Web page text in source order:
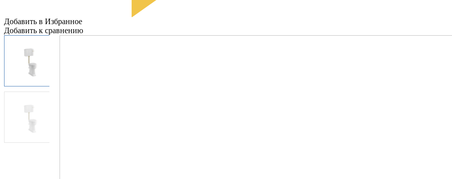
Добавить в Избранное
Добавить к сравнению